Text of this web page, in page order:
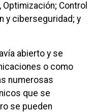
Optimización; Control
y ciberseguridad; y
abierto y se
o como
numerosas
que se
se pueden